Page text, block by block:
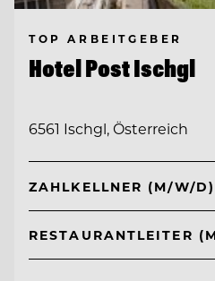
TOP ARBEITGEBER
Hotel Post Ischgl
6561 Ischgl, Österreich
ZAHLKELLNER (M/W/D)
RESTAURANTLEITER